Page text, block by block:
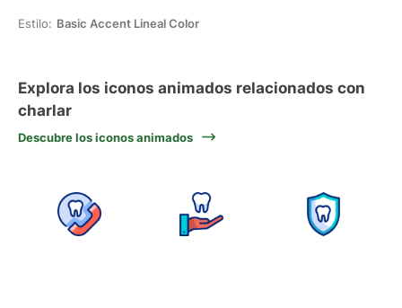
Estilo: Basic Accent Lineal Color
Explora los iconos animados relacionados con
charlar
Descubre los iconos animados